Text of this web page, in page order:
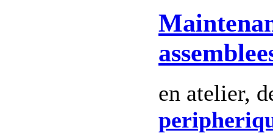
en atelier,